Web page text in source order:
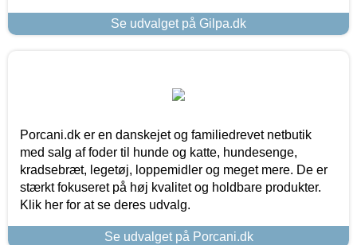
Se udvalget på Gilpa.dk
Porcani.dk er en danskejet og familiedrevet netbutik
med salg af foder til hunde og katte, hundesenge,
kradsebræt, legetøj, loppemidler og meget mere. De er
stærkt fokuseret på høj kvalitet og holdbare produkter.
Klik her for at se deres udvalg.
Se udvalget på Porcani.dk